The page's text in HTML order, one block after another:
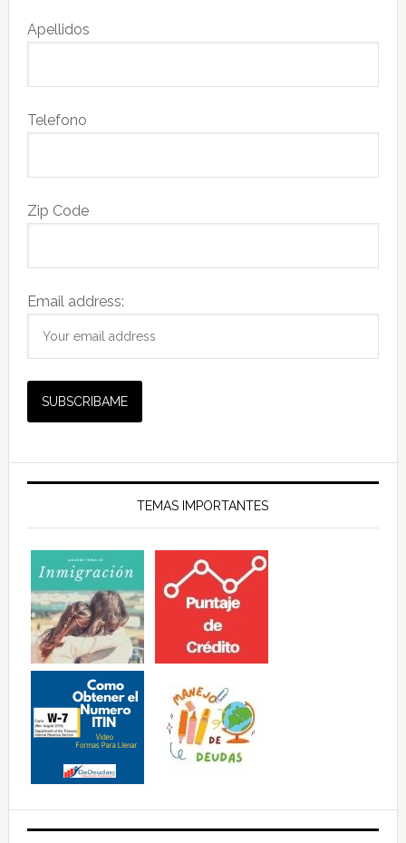
Apellidos
Telefono
Zip Code
Email address:
TEMAS IMPORTANTES